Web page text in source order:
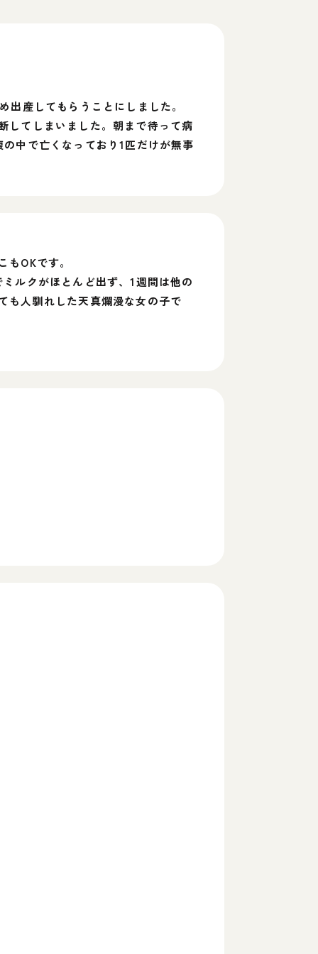
産してもらうことにしました。
してしまいました。朝まで待って病
中で亡くなっており1匹だけが無事
OKです。
ルクがほとんど出ず、1週間は他の
も人馴れした天真爛漫な女の子で